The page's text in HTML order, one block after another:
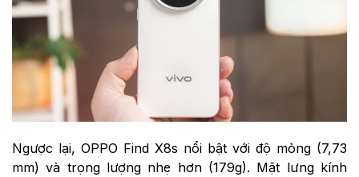
Ngược lại, OPPO Find X8s nổi bật với độ mỏng (7,73
mm) và trọng lượng nhẹ hơn (179g). Mặt lưng kính